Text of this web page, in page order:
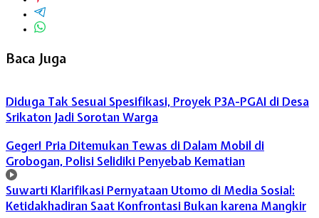
Baca Juga
Diduga Tak Sesuai Spesifikasi, Proyek P3A-PGAI di Desa
Srikaton Jadi Sorotan Warga
Geger! Pria Ditemukan Tewas di Dalam Mobil di
Grobogan, Polisi Selidiki Penyebab Kematian
Suwarti Klarifikasi Pernyataan Utomo di Media Sosial:
Ketidakhadiran Saat Konfrontasi Bukan karena Mangkir